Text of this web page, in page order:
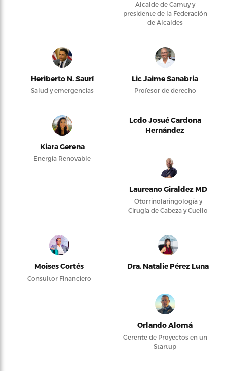
Alcalde de Camuy y
presidente de la Federación
de Alcaldes
Heriberto N. Saurí
Salud y emergencias
Lic Jaime Sanabria
Profesor de derecho
Kiara Gerena
Energía Renovable
Lcdo Josué Cardona
Hernández
Laureano Giraldez MD
Otorrinolaringología y
Cirugía de Cabeza y Cuello
Moises Cortés
Consultor Financiero
Dra. Natalie Pérez Luna
Orlando Alomá
Gerente de Proyectos en un
Startup